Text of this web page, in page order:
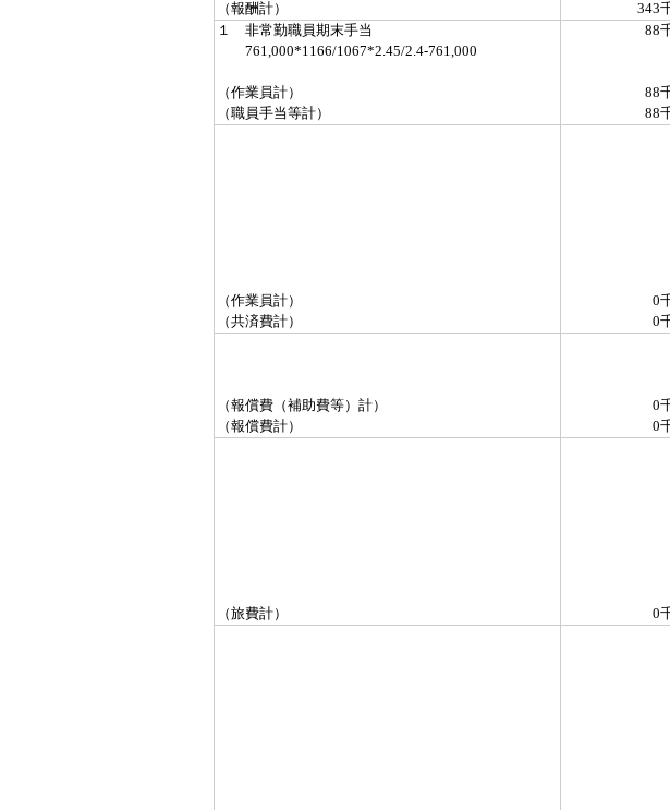
（報酬計）
343
１ 非常勤職員期末手当
88
761,000*1166/1067*2.45/2.4-761,000
（作業員計） 88
（職員手当等計）
88
（作業員計） 0
（共済費計）
0
（報償費（補助費等）計） 0
（報償費計）
0
（旅費計） 0